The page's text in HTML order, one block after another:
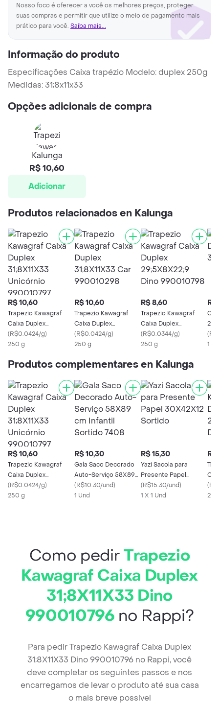
Nosso foco é oferecer a você os melhores preços, proteger
suas compras e permitir que utilize o meio de pagamento mais
prático para você. Saiba mais...
Informação do produto
Especificações Caixa trapézio Modelo: duplex 250g
Medidas: 31;8x11x33
Opções adicionais de compra
Kalunga
R$ 10,60
Adicionar
Produtos relacionados en Kalunga
R$ 10,60
Trapezio Kawagraf
Caixa Duplex
31;8X11X33 Unicórnio
990010797
(R$0.0424/g)
250 g
R$ 10,60
Trapezio Kawagraf
Caixa Duplex
31;8X11X33 Car
990010298
(R$0.0424/g)
250 g
R$ 8,60
Trapezio Kawagraf
Caixa Duplex
29;5X8X22;9 Dino
990010798
(R$0.0344/g)
250 g
R$
(
1
Produtos complementares en Kalunga
R$ 10,60
Trapezio Kawagraf
Caixa Duplex
31;8X11X33 Unicórnio
990010797
(R$0.0424/g)
250 g
R$ 10,30
Gala Saco Decorado
Auto-Serviço 58X89
cm Infantil Sortido
7408
(R$10.30/und)
1 Und
R$ 15,30
Yazi Sacola para
Presente Papel
30X42X12 Sortido
(R$15.30/und)
1 X 1 Und
R$
(
Como pedirTrapezio
Kawagraf Caixa Duplex
31;8X11X33 Dino
990010796 no Rappi?
Para pedir Trapezio Kawagraf Caixa Duplex
31;8X11X33 Dino 990010796 no Rappi, você
deve completar os seguintes passos e nos
encarregamos de levar o produto até sua casa
o mais breve possível